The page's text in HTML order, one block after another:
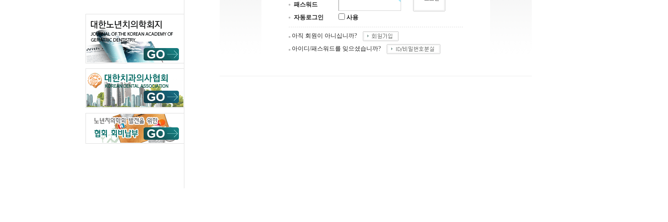
패스워드
자동로그인
사용
아직 회원이 아니십니까?
아이디/패스워드를 잊으셨습니까?